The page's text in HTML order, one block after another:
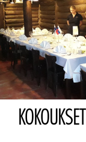
KOKOUKSET